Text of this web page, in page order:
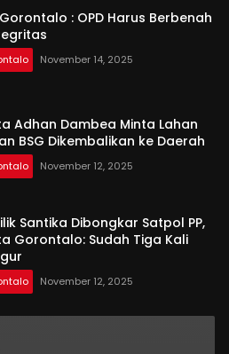
: OPD Harus Berbenah
November 14, 2025
Adhan Dambea Minta Lahan
BSG Dikembalikan ke Daerah
November 12, 2025
Santika Dibongkar Satpol PP,
Gorontalo: Sudah Tiga Kali
November 12, 2025